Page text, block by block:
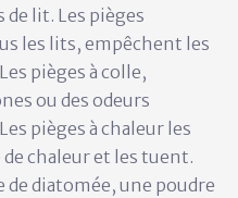
lit. Les pièges
les lits, empêchent les
pièges à colle,
ou des odeurs
pièges à chaleur les
chaleur et les tuent.
de diatomée, une poudre